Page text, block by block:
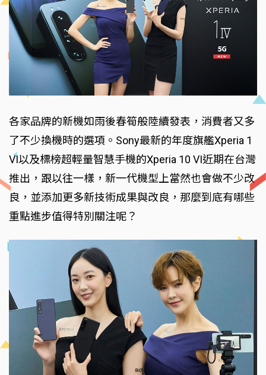
各家品牌的新機如雨後春筍般陸續發表，消費者又多
了不少換機時的選項。Sony最新的年度旗艦Xperia 1
VI以及標榜超輕量智慧手機的Xperia 10 VI近期在台灣
推出，跟以往一樣，新一代機型上當然也會做不少改
良，並添加更多新技術成果與改良，那麼到底有哪些
重點進步值得特別關注呢？